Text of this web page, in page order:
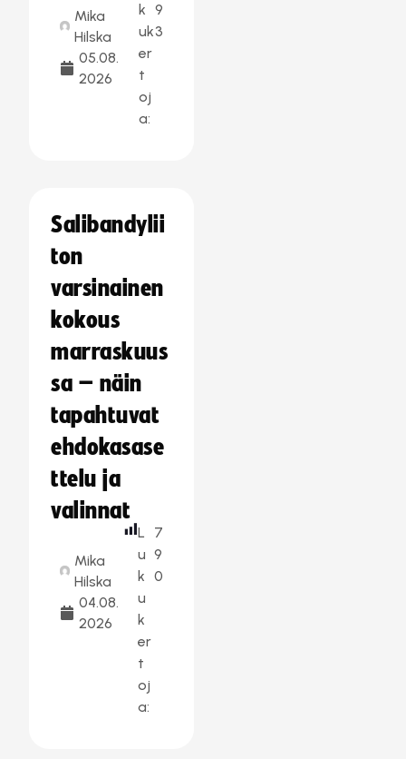
Mika
Hilska
05.08.
2026
k
uk
er
t
oj
a:
9
3
Salibandylii
ton
varsinainen
kokous
marraskuus
sa – näin
tapahtuvat
ehdokasase
ttelu ja
valinnat
Mika
Hilska
04.08.
2026
L
u
k
u
k
er
t
oj
a:
7
9
0